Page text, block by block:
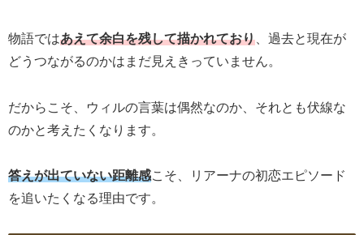
物語ではあえて余白を残して描かれており 、過去と現在が
どうつながるのかはまだ見えきっていません。
だからこそ、ウィルの言葉は偶然なのか、それとも伏線な
のかと考えたくなります。
答えが出ていない距離感こそ、リアーナの初恋エピソード
を追いたくなる理由です。